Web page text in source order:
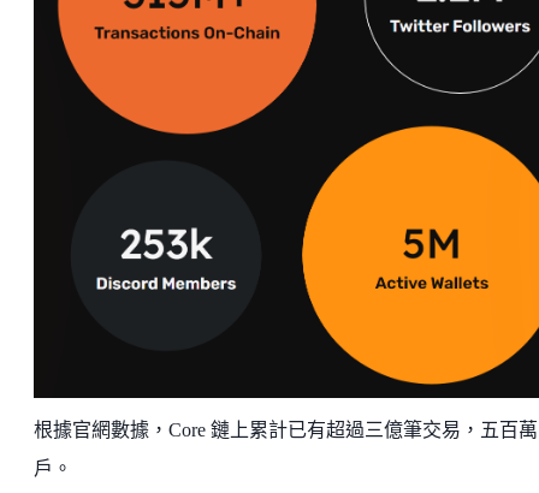
根據官網數據，Core 鏈上累計已有超過三億筆交易，五百
戶。